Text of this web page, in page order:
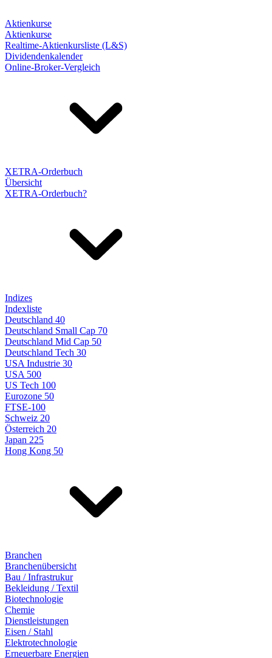
Aktienkurse
Aktienkurse
Realtime-Aktienkursliste (L&S)
Dividendenkalender
Online-Broker-Vergleich
XETRA-Orderbuch
Übersicht
XETRA-Orderbuch?
Indizes
Indexliste
Deutschland 40
Deutschland Small Cap 70
Deutschland Mid Cap 50
Deutschland Tech 30
USA Industrie 30
USA 500
US Tech 100
Eurozone 50
FTSE-100
Schweiz 20
Österreich 20
Japan 225
Hong Kong 50
Branchen
Branchenübersicht
Bau / Infrastrukur
Bekleidung / Textil
Biotechnologie
Chemie
Dienstleistungen
Eisen / Stahl
Elektrotechnologie
Erneuerbare Energien